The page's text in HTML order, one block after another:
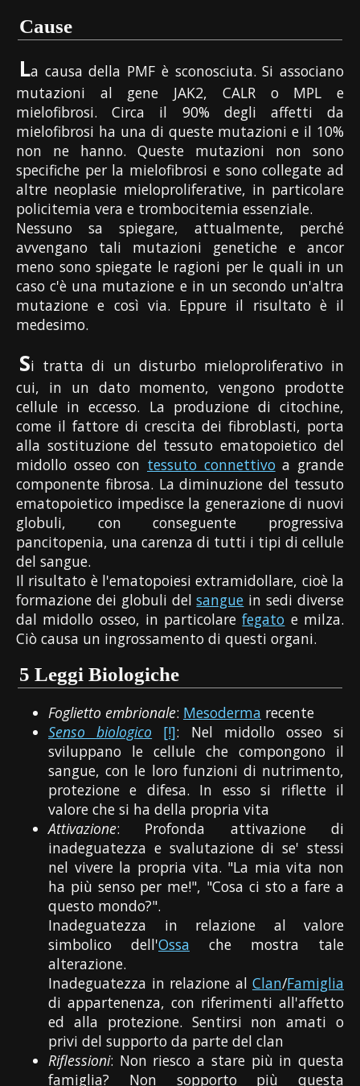
Cause
La causa della PMF è sconosciuta. Si associano
mutazioni al gene JAK2, CALR o MPL e
mielofibrosi. Circa il 90% degli affetti da
mielofibrosi ha una di queste mutazioni e il 10%
non ne hanno. Queste mutazioni non sono
specifiche per la mielofibrosi e sono collegate ad
altre neoplasie mieloproliferative, in particolare
policitemia vera e trombocitemia essenziale.
Nessuno sa spiegare, attualmente, perché
avvengano tali mutazioni genetiche e ancor
meno sono spiegate le ragioni per le quali in un
caso c'è una mutazione e in un secondo un'altra
mutazione e così via. Eppure il risultato è il
medesimo.
Si tratta di un disturbo mieloproliferativo in
cui, in un dato momento, vengono prodotte
cellule in eccesso. La produzione di citochine,
come il fattore di crescita dei fibroblasti, porta
alla sostituzione del tessuto ematopoietico del
midollo osseo con tessuto connettivoa grande
componente fibrosa. La diminuzione del tessuto
ematopoietico impedisce la generazione di nuovi
globuli, con conseguente progressiva
pancitopenia, una carenza di tutti i tipi di cellule
del sangue.
Il risultato è l'ematopoiesi extramidollare, cioè la
formazione dei globuli delsangue in sedi diverse
dal midollo osseo, in particolarefegato e milza.
Ciò causa un ingrossamento di questi organi.
5 Leggi Biologiche
Foglietto embrionale: Mesoderma recente
Senso biologico
[!]: Nel midollo osseo si
sviluppano le cellule che compongono il
sangue, con le loro funzioni di nutrimento,
protezione e difesa. In esso si riflette il
valore che si ha della propria vita
Attivazione: Profonda attivazione di
inadeguatezza e svalutazione di se' stessi
nel vivere la propria vita. "La mia vita non
ha più senso per me!", "Cosa ci sto a fare a
questo mondo?".
Inadeguatezza in relazione al valore
simbolico dell'Ossa che mostra tale
alterazione.
Inadeguatezza in relazione al Clan/Famiglia
di appartenenza, con riferimenti all'affetto
ed alla protezione. Sentirsi non amati o
privi del supporto da parte del clan
Riflessioni: Non riesco a stare più in questa
famiglia? Non sopporto più questa